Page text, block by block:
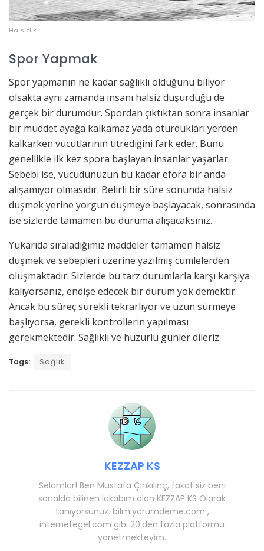
Halsizlik
Spor Yapmak
Spor yapmanın ne kadar sağlıklı olduğunu biliyor
olsakta aynı zamanda insanı halsiz düşürdüğü de
gerçek bir durumdur. Spordan çıktıktan sonra insanlar
bir müddet ayağa kalkamaz yada oturdukları yerden
kalkarken vücutlarının titrediğini fark eder. Bunu
genellikle ilk kez spora başlayan insanlar yaşarlar.
Sebebi ise, vücudunuzun bu kadar efora bir anda
alışamıyor olmasıdır. Belirli bir süre sonunda halsiz
düşmek yerine yorgun düşmeye başlayacak, sonrasında
ise sizlerde tamamen bu duruma alışacaksınız.
Yukarıda sıraladığımız maddeler tamamen halsiz
düşmek ve sebepleri üzerine yazılmış cümlelerden
oluşmaktadır. Sizlerde bu tarz durumlarla karşı karşıya
kalıyorsanız, endişe edecek bir durum yok demektir.
Ancak bu süreç sürekli tekrarlıyor ve uzun sürmeye
başlıyorsa, gerekli kontrollerin yapılması
gerekmektedir. Sağlıklı ve huzurlu günler dileriz.
Tags: Sağlık
KEZZAP KS
Selamlar! Ben Mustafa Çinkılınç, fakat siz beni
sanalda bilinen lakabım olan KEZZAP KS Olarak
tanıyorsunuz. bilmiyorumdeme.com ,
internetegel.com gibi 20'den fazla platformu
yönetmekteyim.